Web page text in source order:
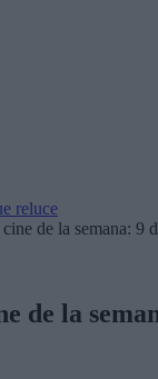
de la semana: 9
de la